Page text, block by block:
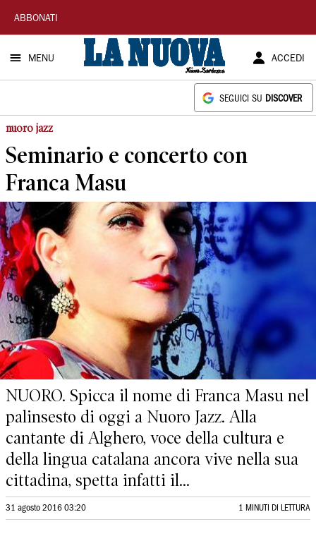
La
Nuova
Sardegna
ABBONATI
MENU ACCEDI
SEGUICI SU DISCOVER
nuoro jazz
Seminario e concerto con
Franca Masu
NUORO. Spicca il nome di Franca Masu nel
palinsesto di oggi a Nuoro Jazz. Alla
cantante di Alghero, voce della cultura e
della lingua catalana ancora vive nella sua
cittadina, spetta infatti il...
31 agosto 2016 03:20 1 MINUTI DI LETTURA